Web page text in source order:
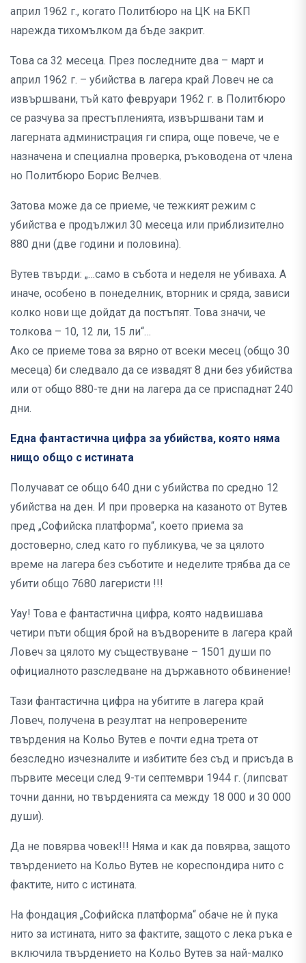
април 1962 г., когато Политбюро на ЦК на БКП
нарежда тихомълком да бъде закрит.
Това са 32 месеца. През последните два – март и
април 1962 г. – убийства в лагера край Ловеч не са
извършвани, тъй като февруари 1962 г. в Политбюро
се разчува за престъпленията, извършвани там и
лагерната администрация ги спира, още повече, че е
назначена и специална проверка, ръководена от члена
но Политбюро Борис Велчев.
Затова може да се приеме, че тежкият режим с
убийства е продължил 30 месеца или приблизително
880 дни (две години и половина).
Вутев твърди: „…само в събота и неделя не убиваха. А
иначе, особено в понеделник, вторник и сряда, зависи
колко нови ще дойдат да постъпят. Това значи, че
толкова – 10, 12 ли, 15 ли“…
Ако се приеме това за вярно от всеки месец (общо 30
месеца) би следвало да се извадят 8 дни без убийства
или от общо 880-те дни на лагера да се приспаднат 240
дни.
Една фантастична цифра за убийства, която няма
нищо общо с истината
Получават се общо 640 дни с убийства по средно 12
убийства на ден. И при проверка на казаното от Вутев
пред „Софийска платформа“, което приема за
достоверно, след като го публикува, че за цялото
време на лагера без съботите и неделите трябва да се
убити общо 7680 лагеристи !!!
Уау! Това е фантастична цифра, която надвишава
четири пъти общия брой на въдворените в лагера край
Ловеч за цялото му съществуване – 1501 души по
официалното разследване на държавното обвинение!
Тази фантастична цифра на убитите в лагера край
Ловеч, получена в резултат на непроверените
твърдения на Кольо Вутев е почти една трета от
безследно изчезналите и избитите без съд и присъда в
първите месеци след 9-ти септември 1944 г. (липсват
точни данни, но твърденията са между 18 000 и 30 000
души).
Да не повярва човек!!! Няма и как да повярва, защото
твърдението на Кольо Вутев не кореспондира нито с
фактите, нито с истината.
На фондация „Софийска платформа“ обаче не ѝ пука
нито за истината, нито за фактите, защото с лека ръка е
включила твърдението на Кольо Вутев за най-малко